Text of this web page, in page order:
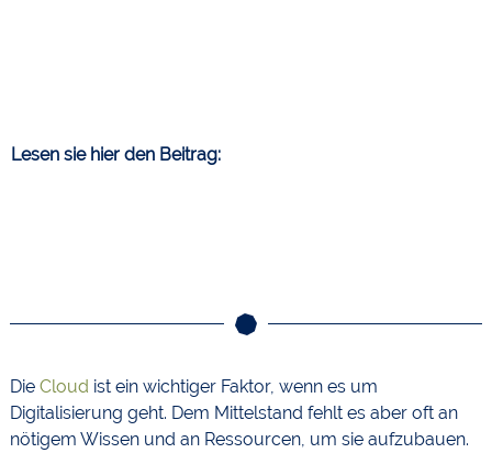
Lesen sie hier den Beitrag:
Die Cloud ist ein wichtiger Faktor, wenn es um
Digitalisierung geht. Dem Mittelstand fehlt es aber oft an
nötigem Wissen und an Ressourcen, um sie aufzubauen.